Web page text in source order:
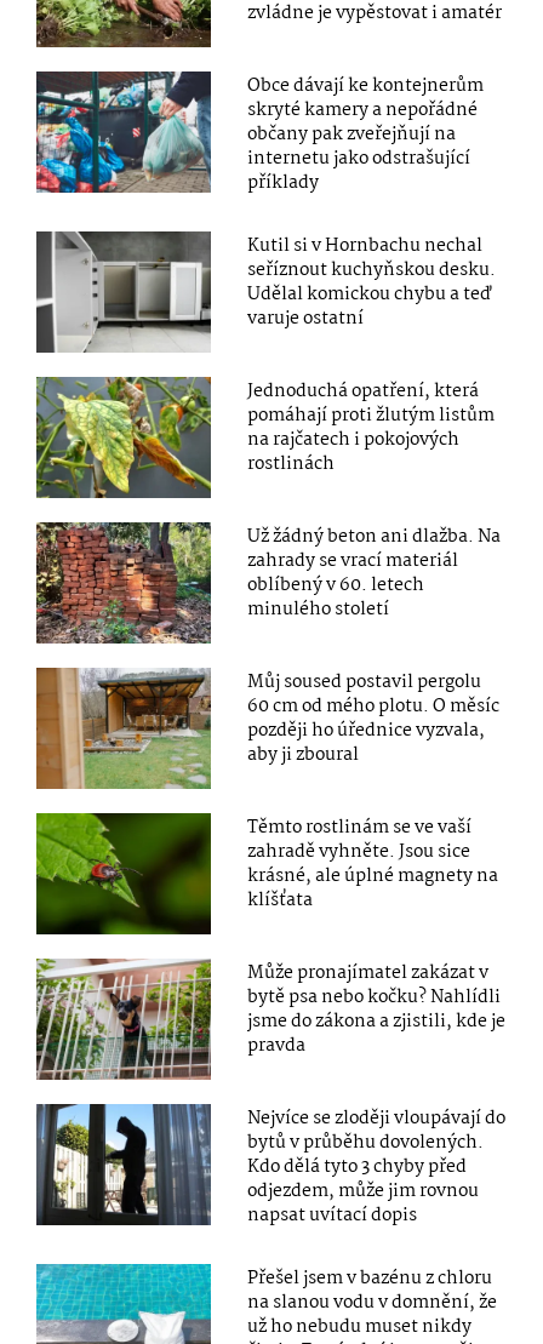
zvládne je vypěstovat i amatér
Obce dávají ke kontejnerům
skryté kamery a nepořádné
občany pak zveřejňují na
internetu jako odstrašující
příklady
Kutil si v Hornbachu nechal
seříznout kuchyňskou desku.
Udělal komickou chybu a teď
varuje ostatní
Jednoduchá opatření, která
pomáhají proti žlutým listům
na rajčatech i pokojových
rostlinách
Už žádný beton ani dlažba. Na
zahrady se vrací materiál
oblíbený v 60. letech
minulého století
Můj soused postavil pergolu
60 cm od mého plotu. O měsíc
později ho úřednice vyzvala,
aby ji zboural
Těmto rostlinám se ve vaší
zahradě vyhněte. Jsou sice
krásné, ale úplné magnety na
klíšťata
Může pronajímatel zakázat v
bytě psa nebo kočku? Nahlídli
jsme do zákona a zjistili, kde je
pravda
Nejvíce se zloději vloupávají do
bytů v průběhu dovolených.
Kdo dělá tyto 3 chyby před
odjezdem, může jim rovnou
napsat uvítací dopis
Přešel jsem v bazénu z chloru
na slanou vodu v domnění, že
už ho nebudu muset nikdy